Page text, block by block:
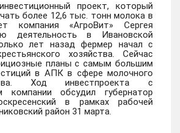
проект, который
более 12,6 тыс. тонн молока в
компания «АгроВит» Сергея
деятельность в Ивановской
лет назад фермер начал с
хозяйства. Сейчас
планы с самым большим
в АПК в сфере молочного
Ход инвестпроекта с
компании обсудил губернатор
в рамках рабочей
район 31 марта.